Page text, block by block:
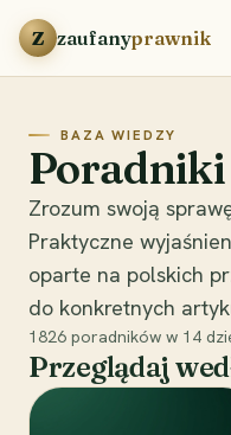
Przejdź do treści
Z zaufanyprawnik
BAZA WIEDZY
Zrozum swoją
Praktyczne
oparte na polskich
do konkretnych
1826 poradników w 14
Przeglądaj